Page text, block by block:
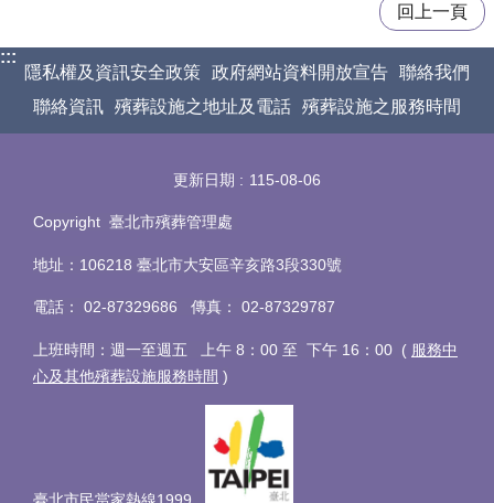
回上一頁
:::
隱私權及資訊安全政策 政府網站資料開放宣告 聯絡我們
聯絡資訊 殯葬設施之地址及電話 殯葬設施之服務時間
更新日期 115-08-06
Copyright 臺北市殯葬管理處
地址：106218 臺北市大安區辛亥路3段330號
電話 ： 02-87329686 傳真 ： 02-87329787
上班時間：週一至週五 上午 8：00 至 下午 16：00 ( 服務中
心及其他殯葬設施服務時間 )
臺北市民當家熱線1999